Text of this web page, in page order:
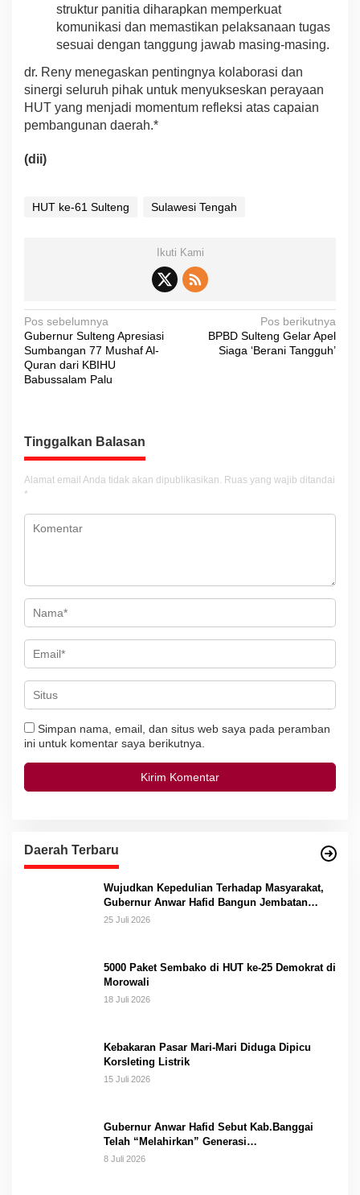
struktur panitia diharapkan memperkuat
komunikasi dan memastikan pelaksanaan tugas
sesuai dengan tanggung jawab masing-masing.
dr. Reny menegaskan pentingnya kolaborasi dan
sinergi seluruh pihak untuk menyukseskan perayaan
HUT yang menjadi momentum refleksi atas capaian
pembangunan daerah.*
(dii)
HUT ke-61 Sulteng Sulawesi Tengah
Ikuti Kami
N
a
v
a
s
i
o
Pos sebelumnya
Gubernur Sulteng Apresiasi
Sumbangan 77 Mushaf Al-
Quran dari KBIHU
Babussalam Palu
Pos berikutnya
BPBD Sulteng Gelar Apel
Siaga ‘Berani Tangguh’
Tinggalkan Balasan
Alamat email Anda tidak akan dipublikasikan. Ruas yang wajib ditandai
*
Simpan nama, email, dan situs web saya pada peramban
ini untuk komentar saya berikutnya.
Daerah Terbaru
Wujudkan Kepedulian Terhadap Masyarakat,
Gubernur Anwar Hafid Bangun Jembatan
Gantung Masungkang dengan Dana Pribadi
25 Juli 2026
5000 Paket Sembako di HUT ke-25 Demokrat di
Morowali
18 Juli 2026
Kebakaran Pasar Mari-Mari Diduga Dipicu
Korsleting Listrik
15 Juli 2026
Gubernur Anwar Hafid Sebut Kab.Banggai
Telah “Melahirkan” Generasi…
8 Juli 2026